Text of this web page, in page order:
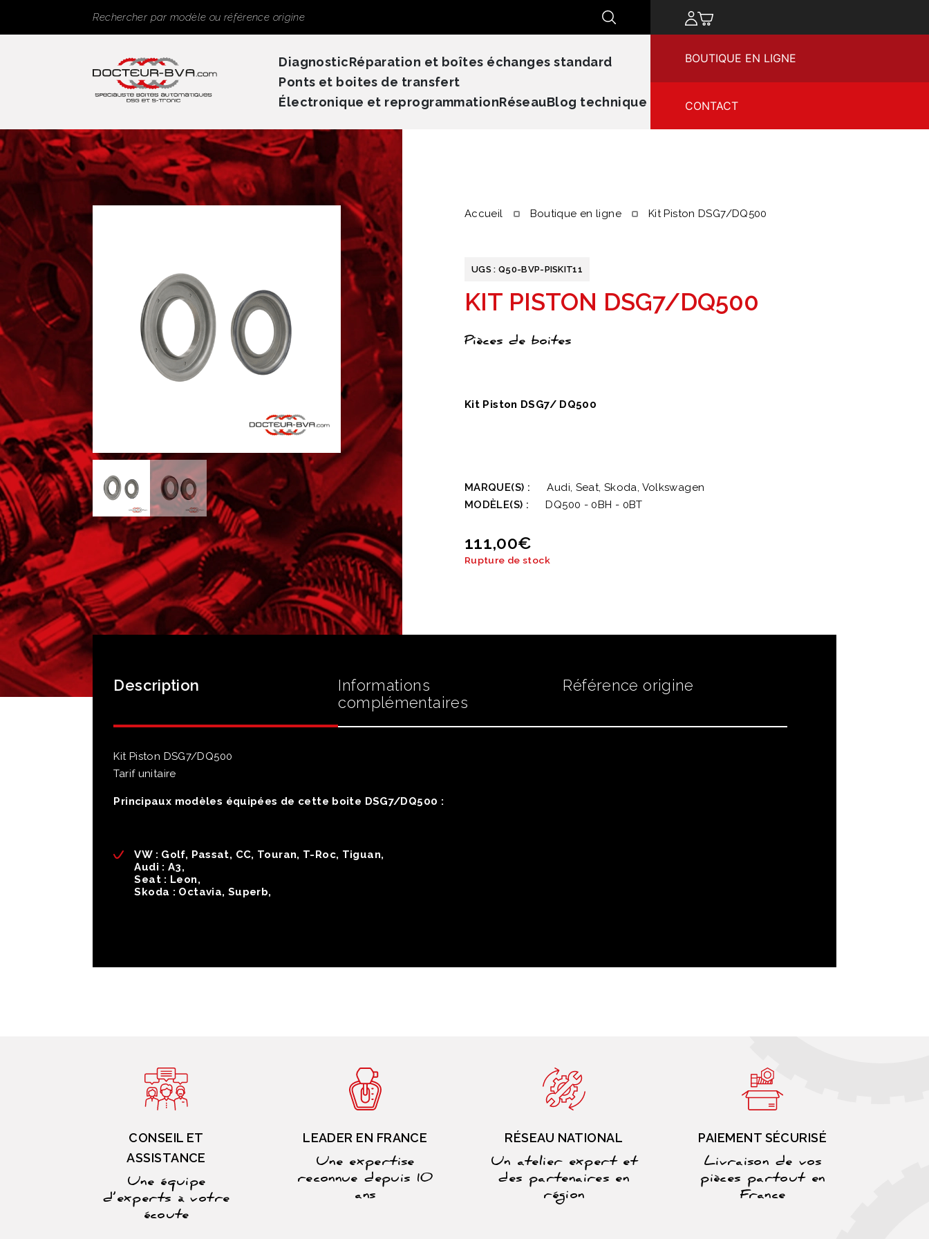
Rechercher
Rechercher
DiagnosticRéparation et boîtes échanges standard
Ponts et boites de transfert
Électronique et reprogrammationRéseauBlog technique
BOUTIQUE EN LIGNE
CONTACT
Accueil Boutique en ligne Kit Piston DSG7/DQ500
UGS : Q50-BVP-PISKIT11
KIT PISTON DSG7/DQ500
Pièces de boites
Kit Piston DSG7/ DQ500
MARQUE(S) :
Audi, Seat, Skoda, Volkswagen
MODÈLE(S) :
DQ500 - 0BH - 0BT
111,00€
Rupture de stock
Description
Informations
complémentaires
Référence origine
Kit Piston DSG7/DQ500
Tarif unitaire
Principaux modèles équipées de cette boite DSG7/DQ500 :
VW : Golf, Passat, CC, Touran, T-Roc, Tiguan,
Audi : A3,
Seat : Leon,
Skoda : Octavia, Superb,
CONSEIL ET
ASSISTANCE
Une équipe
d’experts à votre
écoute
LEADER EN FRANCE
Une expertise
reconnue depuis 10
ans
RÉSEAU NATIONAL
Un atelier expert et
des partenaires en
région
PAIEMENT SÉCURISÉ
Livraison de vos
pièces partout en
France